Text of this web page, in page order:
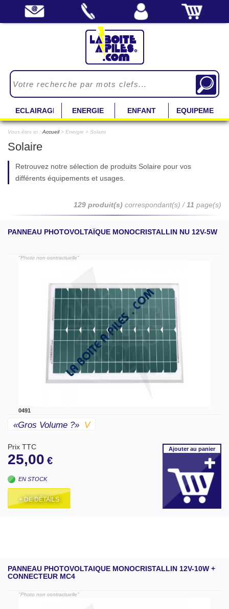
ECLAIRAGE ENERGIE ENFANT EQUIPEMENT
Vous êtes ici : Accueil> Energie > Solaire
Solaire
Retrouvez notre sélection de produits Solaire pour vos
différents équipements et usages.
129 produit(s) correspondant(s) /11 page(s)
PANNEAU PHOTOVOLTAÏQUE MONOCRISTALLIN NU 12V-5W
"Photo non contractuelle"
0491
«gros Volume ?» V
Prix TTC
25,00 €
EN STOCK
+ DE DÉTAILS
Ajouterau panier
PANNEAU PHOTOVOLTAIQUE MONOCRISTALLIN 12V-10W +
CONNECTEUR MC4
"Photo non contractuelle"